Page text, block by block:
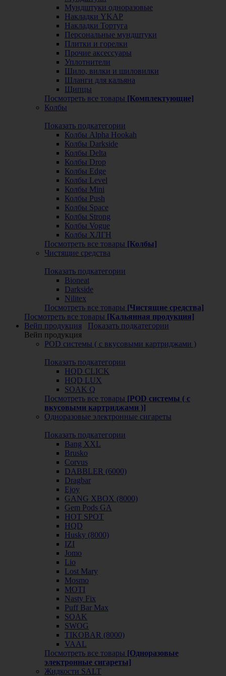
Мундштуки одноразовые
Накладки YKAP
Накладки Тортуга
Персональные мундштуки
Плитки и горелки
Прочие аксессуары
Уплотнители
Шило, вилки и шиловилки
Шланги для кальяна
Щипцы
Посмотреть все товары [Комплектующие]
Колбы
Показать подкатегории
Колбы Alpha Hookah
Колбы Darkside
Колбы Delta
Колбы Drop
Колбы Edge
Колбы Level
Колбы Mini
Колбы Push
Колбы Space
Колбы Strong
Колбы Vogue
Колбы ХЛГН
Посмотреть все товары [Колбы]
Чистящие средства
Показать подкатегории
Bioneat
Darkside
Nilitex
Посмотреть все товары [Чистящие средства]
Посмотреть все товары [Кальянная продукция]
Вейп продукция
Показать подкатегории
Вейп продукция
POD системы ( с вкусовыми картриджами )
Показать подкатегории
HQD CLICK
HQD LUX
SOAK Q
Посмотреть все товары [POD системы ( с
вкусовыми картриджами )]
Одноразовые электронные сигареты
Показать подкатегории
Bang XXL
Brusko
Corvus
DABBLER (6000)
Dragbar
Ejoy
GANG XBOX (8000)
Gem Pods GA
HOT SPOT
HQD
Husky (8000)
IZI
Jomo
Lio
Lost Mary
Mosmo
MOTI
Nasty Fix
Puff Bar Max
SOAK
SWOG
TIKOBAR (8000)
VAAL
Посмотреть все товары [Одноразовые
электронные сигареты]
Жидкости SALT